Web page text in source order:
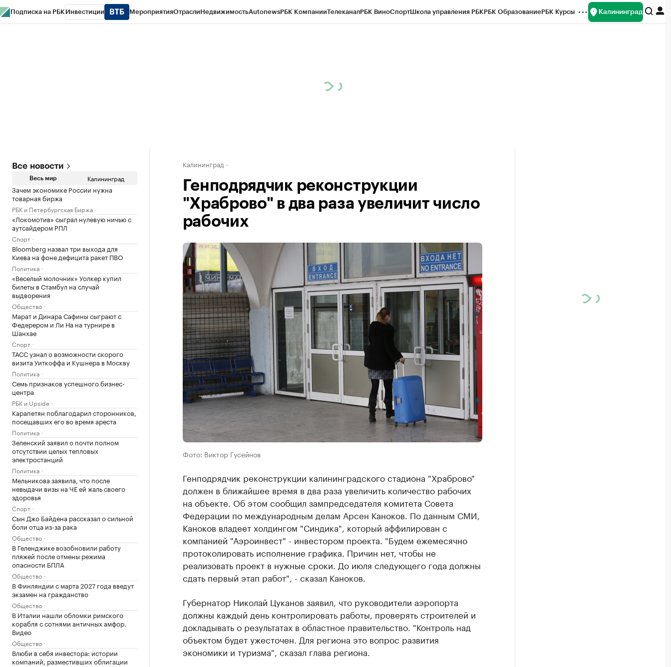
Подписка на РБК Инвестиции МероприятияОтраслиНедвижимостьAutonewsРБК КомпанииТелеканалРБК ВиноСпортШкола управления РБКРБК ОбразованиеРБК Курсы Калининград
Все новости
Весь мир Калининград
Зачем экономике России нужна
товарная биржа
РБК и Петербургская Биржа
«Локомотив» сыграл нулевую ничью с
аутсайдером РПЛ
Спорт
Bloomberg назвал три выхода для
Киева на фоне дефицита ракет ПВО
Политика
«Веселый молочник» Уолкер купил
билеты в Стамбул на случай
выдворения
Общество
Марат и Динара Сафины сыграют с
Федерером и Ли На на турнире в
Шанхае
Спорт
ТАСС узнал о возможности скорого
визита Уиткоффа и Кушнера в Москву
Политика
Семь признаков успешного бизнес-
центра
РБК и Upside
Карапетян поблагодарил сторонников,
посещавших его во время ареста
Политика
Зеленский заявил о почти полном
отсутствии целых тепловых
электростанций
Политика
Мельникова заявила, что после
невыдачи визы на ЧЕ ей жаль своего
здоровья
Спорт
Сын Джо Байдена рассказал о сильной
боли отца из-за рака
Общество
В Геленджике возобновили работу
пляжей после отмены режима
опасности БПЛА
Общество
В Финляндии с марта 2027 года введут
экзамен на гражданство
Общество
В Италии нашли обломки римского
корабля с сотнями античных амфор.
Видео
Общество
Влюби в себя инвестора: истории
компаний, разместивших облигации
Калининград
Генподрядчик реконструкции
"Храброво" в два раза увеличит число
рабочих
Фото: Виктор Гусейнов
Генподрядчик реконструкции калининградского стадиона "Храброво"
должен в ближайшее время в два раза увеличить количество рабочих
на объекте. Об этом сообщил зампредседателя комитета Совета
Федерации по международным делам Арсен Каноков. По данным СМИ,
Каноков владеет холдингом "Синдика", который аффилирован с
компанией "Аэроинвест" - инвестором проекта. "Будем ежемесячно
протоколировать исполнение графика. Причин нет, чтобы не
реализовать проект в нужные сроки. До июля следующего года должны
сдать первый этап работ", - сказал Каноков.
Губернатор Николай Цуканов заявил, что руководители аэропорта
должны каждый день контролировать работы, проверять строителей и
докладывать о результатах в областное правительство. "Контроль над
объектом будет ужесточен. Для региона это вопрос развития
экономики и туризма", сказал глава региона.